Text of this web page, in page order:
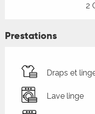
2
Prestations
Draps et
Lave linge